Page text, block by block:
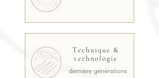
Technique &
technologie
dernière générations